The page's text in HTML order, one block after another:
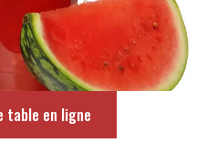
table en ligne